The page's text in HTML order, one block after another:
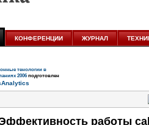
КОНФЕРЕНЦИИ ЖУРНАЛ
тенологии в
2006подготовлен
работы